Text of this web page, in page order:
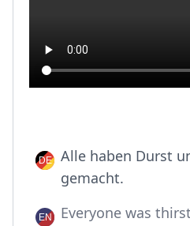
Alle haben Durst
gemacht.
Everyone was